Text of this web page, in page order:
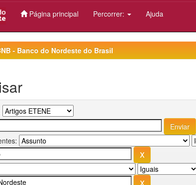
Página principal Percorrer: Ajuda
- Banco do Nordeste do Brasil